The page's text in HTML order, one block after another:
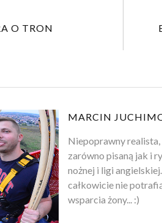
O TRON
MARCIN
Niepoprawny
zarówno pisaną jak i
nożnej i ligi
całkowicie nie
wsparcia żony... :)